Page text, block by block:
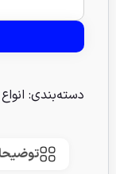
دسته‌بندی: